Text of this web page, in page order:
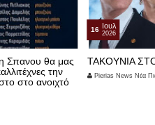
Σπανου θα μας
την
στο ανοιχτό
16 Ιουλ
2026
ΤΑΚΟΥΝΙΑ
Pierias News Νέα